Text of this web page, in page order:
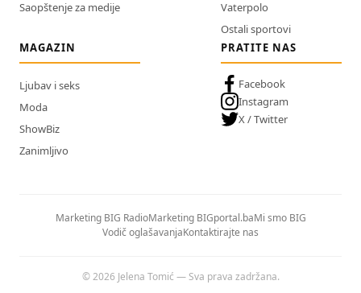
Saopštenje za medije
Vaterpolo
Ostali sportovi
MAGAZIN
Ljubav i seks
Moda
ShowBiz
Zanimljivo
PRATITE NAS
Facebook
Instagram
X / Twitter
Marketing BIG RadioMarketing BIGportal.baMi smo BIG
Vodič oglašavanjaKontaktirajte nas
© 2026 Jelena Tomić — Sva prava zadržana.